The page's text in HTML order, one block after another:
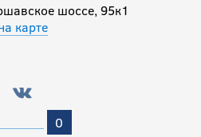
шоссе, 95к1
карте
0